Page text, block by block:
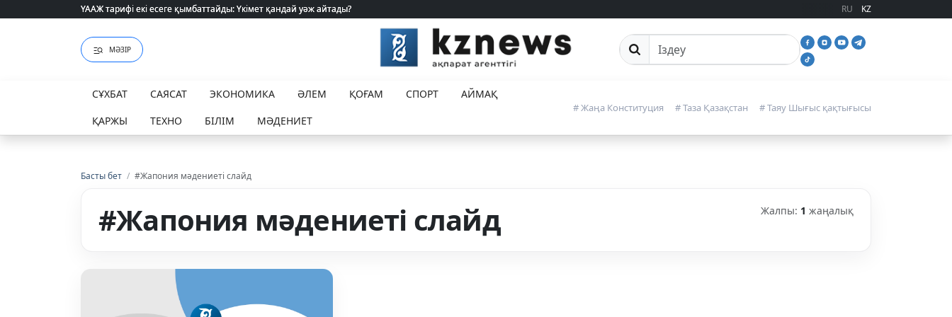
ҮААЖ тарифі екі есеге қымбаттайды: Үкімет қандай уәж айтады?
ҮААЖ тарифі екі есеге қымбаттайды: Үкімет қандай уәж айтады? RU KZ
МӘЗІР Сайттан іздеу
СҰХБАТ САЯСАТ ЭКОНОМИКА ӘЛЕМ ҚОҒАМ СПОРТ
АЙМАҚ
ҚАРЖЫ
ТЕХНО БІЛІМ МӘДЕНИЕТ
# Жаңа Конституция # Таза Қазақстан # Таяу Шығыс қақтығысы
Басты бет / #Жапония мәдениеті слайд
#Жапония мәдениеті слайд Жалпы: 1 жаңалық